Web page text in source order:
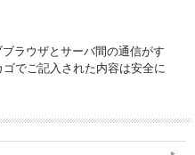
ラウザとサーバ間の通信がす
でご記入された内容は安全に